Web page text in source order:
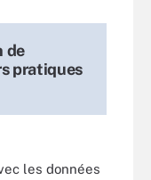
de
pratiques
les données